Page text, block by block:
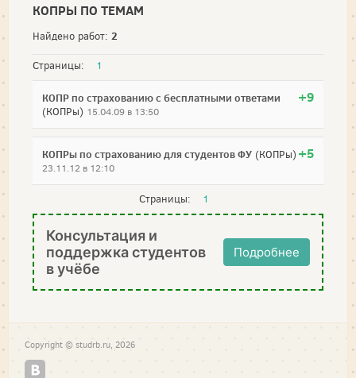
КОПРЫ ПО ТЕМАМ
Найдено работ: 2
Страницы: 1
+9
КОПР по страхованию с бесплатными ответами
(КОПРы) 15.04.09 в 13:50
+5
КОПРы по страхованию для студентов ФУ (КОПРы)
23.11.12 в 12:10
Страницы: 1
Консультация и
поддержка студентов
в учёбе
Подробнее
Copyright © studrb.ru, 2026